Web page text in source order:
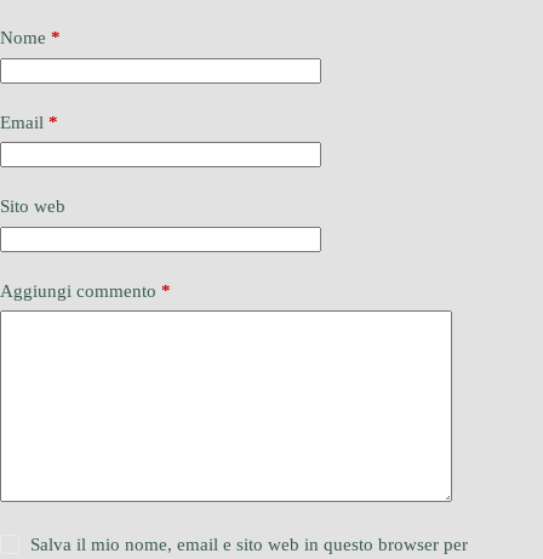
Nome *
Email *
Sito web
Aggiungi commento *
Salva il mio nome, email e sito web in questo browser per